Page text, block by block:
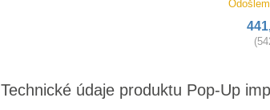
Technické údaje produktu Pop-Up